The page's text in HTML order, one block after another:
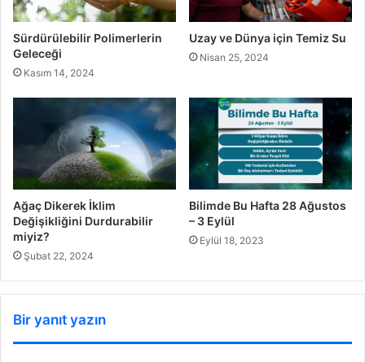
Sürdürülebilir Polimerlerin
Geleceği
Kasım 14, 2024
Uzay ve Dünya için Temiz Su
Nisan 25, 2024
Ağaç Dikerek İklim
Değişikliğini Durdurabilir
miyiz?
Şubat 22, 2024
Bilimde Bu Hafta 28 Ağustos
– 3 Eylül
Eylül 18, 2023
Bir yanıt yazın